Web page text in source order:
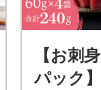
【お刺
パック